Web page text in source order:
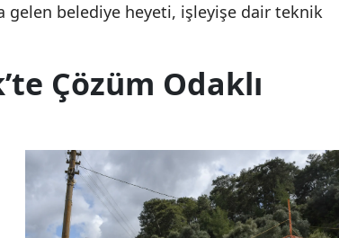
gelen belediye heyeti, işleyişe dair teknik
Çözüm Odaklı